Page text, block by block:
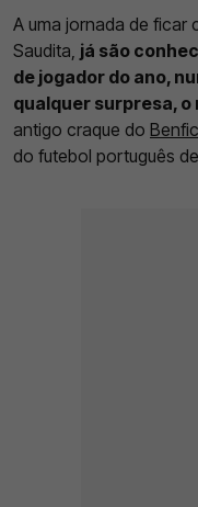
A uma jornada de ficar
Saudita, já são
de jogador do ano,
qualquer surpresa, o
antigo craque do
do futebol português